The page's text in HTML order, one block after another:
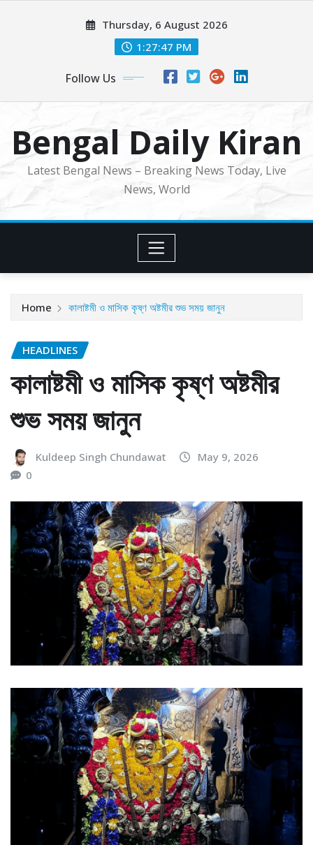
Thursday, 6 August 2026
1:27:49 PM
Follow Us
Bengal Daily Kiran
Latest Bengal News – Breaking News Today, Live
News, World
Home কালাষ্টমী ও মাসিক কৃষ্ণ অষ্টমীর শুভ সময় জানুন
HEADLINES
কালাষ্টমী ও মাসিক কৃষ্ণ অষ্টমীর
শুভ সময় জানুন
Kuldeep Singh Chundawat
May 9, 2026
0